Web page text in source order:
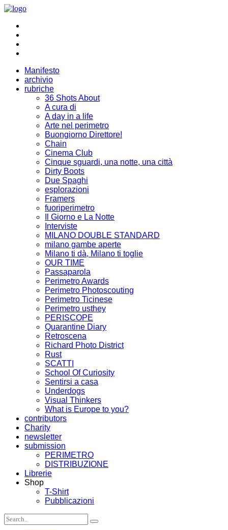
Manifesto
archivio
rubriche
36 Shots About
A cura di
A day in a life
Arte nel perimetro
Buongiorno Direttore!
Chain
Cinema Club
Cinque sguardi, una notte, una città
Dirty Boots
Due Spaghi
esplorazioni
Framers
fuoriperimetro
Il Giorno e La Notte
Interviste
MILANO DOUBLE STANDARD
milano gambe aperte
Milano ti dà, Milano ti toglie
OUR TIME
Passaparola
Perimetro Awards
Perimetro Photoscouting
Perimetro Ticinese
Perimetro usthey
PERISCOPE
Quarantine Diary
Retroscena
Richard Photo District
Rust
SCATTI
School Of Curiosity
Sentirsi a casa
Underdogs
Visual Thinkers
What is Europe to you?
contributors
Charity
newsletter
submission
PERIMETRO
DISTRIBUZIONE
Librerie
Shop
T-Shirt
Pubblicazioni